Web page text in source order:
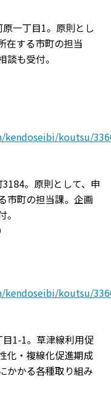
一丁目1。原則とし
在する市町の担当
も受付。
koutsu/
。原則として、申
市町の担当課。企画
koutsu/
1-1。草津線利用促
化・複線化促進期成
かかる各種取り組み